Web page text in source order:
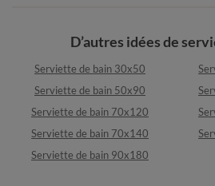
D’autres idées de
Serviette de bain 30x50
Serviette de bain 50x90
Serviette de bain 70x120
Serviette de bain 70x140
Serviette de bain 90x180